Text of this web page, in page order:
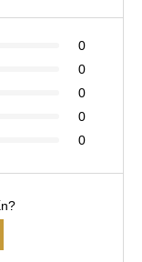
0
0
0
0
0